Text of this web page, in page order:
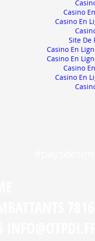
Casino
Casino En
Site De
Casino En
Casino En
Casino
Casino En